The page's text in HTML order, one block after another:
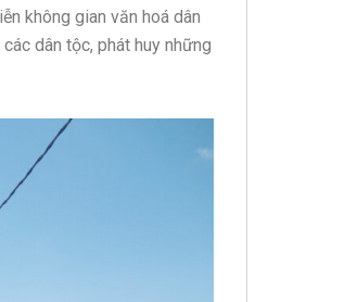
không gian văn hoá dân
dân tộc, phát huy những